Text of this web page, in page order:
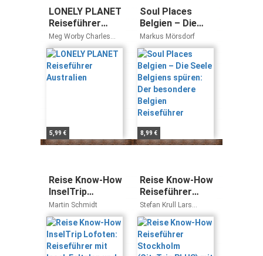
LONELY PLANET
Reiseführer
Australien
Meg Worby Charles
Rawlings-Way
5,99 €
Soul Places
Belgien – Die
Seele Belgiens
spüren: Der
besondere
Belgien
Reiseführer
Markus Mörsdorf
8,99 €
Reise Know-How
InselTrip
Lofoten:
Reiseführer mit
Insel-Faltplan
und kostenloser
Web-App
Martin Schmidt
Reise Know-How
Reiseführer
Stockholm
(CityTrip PLUS)
mit Mälarsee
und
Schärengarten:
Stefan Krull Lars
Dörenmeier